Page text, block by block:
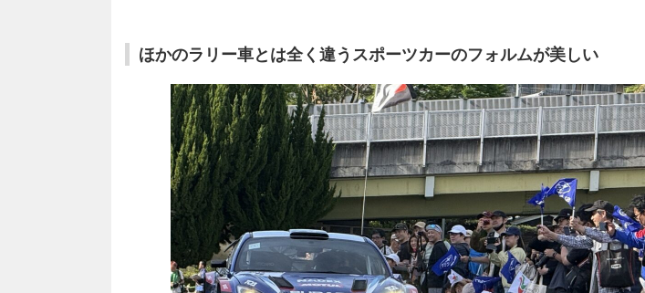
ほかのラリー車とは全く違うスポーツカーのフォルムが美しい